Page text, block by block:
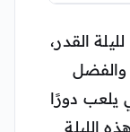
القدر،
والفضل
يلعب دورًا
الليلة